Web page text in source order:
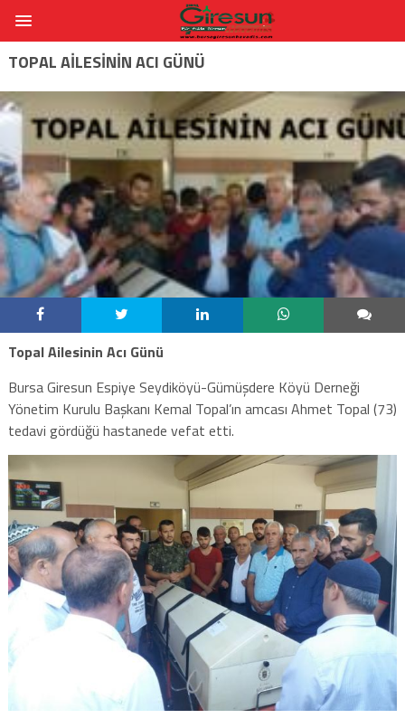
TOPAL AILESININ ACI GÜNÜ
Topal Ailesinin Acı Günü
Bursa Giresun Espiye Seydiköyü-Gümüşdere Köyü Derneği
Yönetim Kurulu Başkanı Kemal Topal’ın amcası Ahmet Topal (73)
tedavi gördüğü hastanede vefat etti.